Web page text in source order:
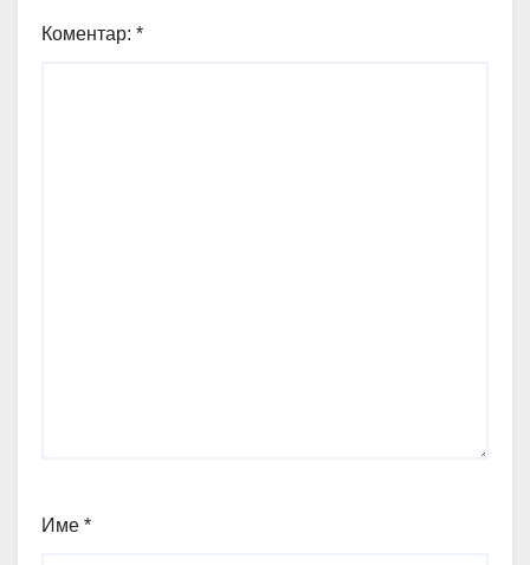
Коментар: *
Име *